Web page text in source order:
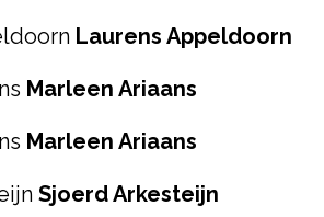
Laurens Appeldoorn
Marleen Ariaans
Marleen Ariaans
Sjoerd Arkesteijn